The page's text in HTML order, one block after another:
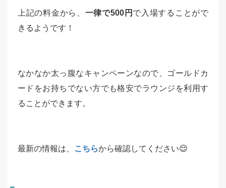
上記の料金から、 一律で500円 で入場することがで
きるようです！
なかなか太っ腹なキャンペーンなので、ゴールドカ
ードをお持ちでない方でも格安でラウンジを利用す
ることができます。
最新の情報は、 こちらから確認してください😌